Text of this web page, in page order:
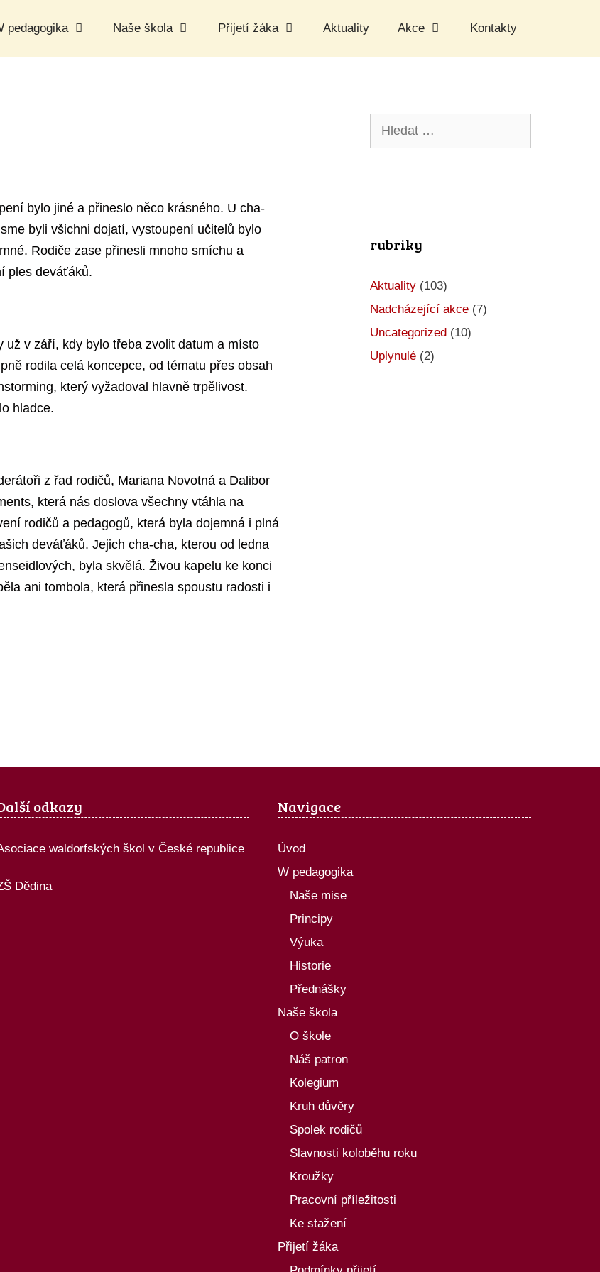
pedagogika Naše škola Přijetí žáka Aktuality Akce Kontakty
bylo jiné a přineslo něco krásného. U cha-
byli všichni dojatí, vystoupení učitelů bylo
Rodiče zase přinesli mnoho smíchu a
ples deváťáků.
v září, kdy bylo třeba zvolit datum a místo
rodila celá koncepce, od tématu přes obsah
který vyžadoval hlavně trpělivost.
hladce.
z řad rodičů, Mariana Novotná a Dalibor
která nás doslova všechny vtáhla na
rodičů a pedagogů, která byla dojemná i plná
deváťáků. Jejich cha-cha, kterou od ledna
byla skvělá. Živou kapelu ke konci
ani tombola, která přinesla spoustu radosti i
Hledat:
rubriky
Aktuality(103)
Nadcházející akce(7)
Uncategorized(10)
Uplynulé(2)
odkazy
waldorfských škol v České republice
Dědina
Navigace
Úvod
W pedagogika
Naše mise
Principy
Výuka
Historie
Přednášky
Naše škola
O škole
Náš patron
Kolegium
Kruh důvěry
Spolek rodičů
Slavnosti koloběhu roku
Kroužky
Pracovní příležitosti
Ke stažení
Přijetí žáka